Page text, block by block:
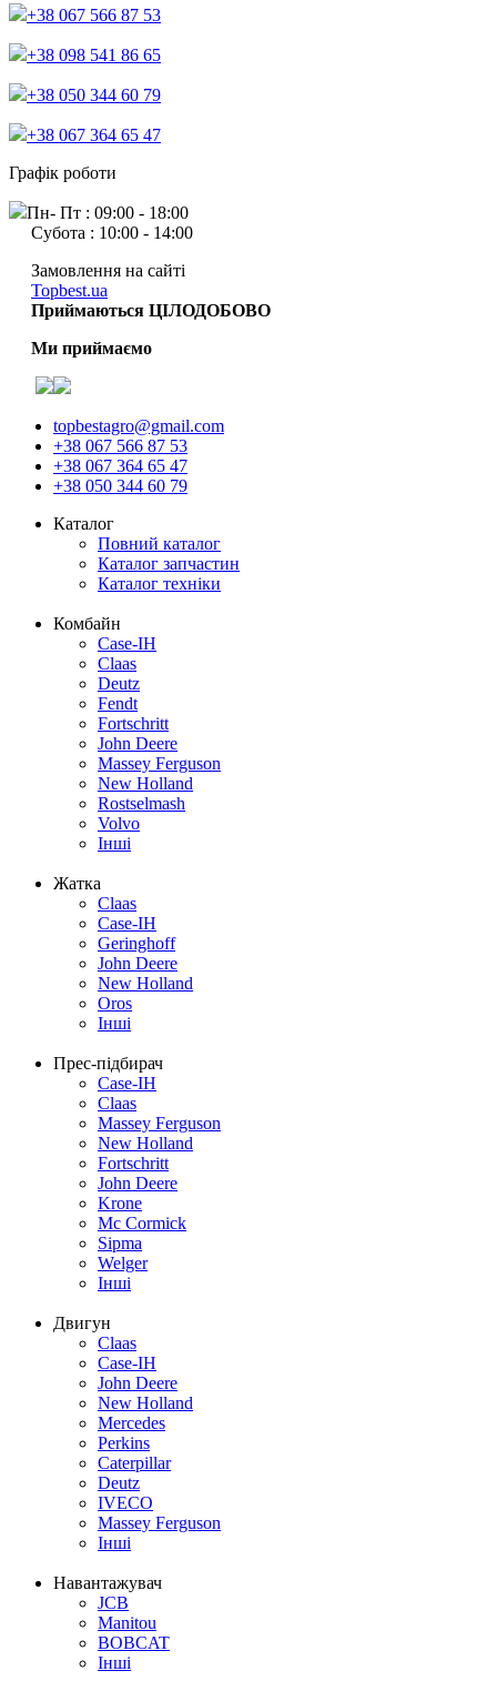
+38 067 566 87 53
+38 098 541 86 65
+38 050 344 60 79
+38 067 364 65 47
Графік роботи
Пн- Пт : 09:00 - 18:00
Субота : 10:00 - 14:00
Замовлення на сайті
Topbest.ua
Приймаються ЦІЛОДОБОВО
Ми приймаємо
topbestagro@gmail.com
+38 067 566 87 53
+38 067 364 65 47
+38 050 344 60 79
Каталог
Повний каталог
Каталог запчастин
Каталог техніки
Комбайн
Case-IH
Claas
Deutz
Fendt
Fortschritt
John Deere
Massey Ferguson
New Holland
Rostselmash
Volvo
Інші
Жатка
Claas
Case-IH
Geringhoff
John Deere
New Holland
Oros
Інші
Прес-підбирач
Case-IH
Claas
Massey Ferguson
New Holland
Fortschritt
John Deere
Krone
Mc Cormick
Sipma
Welger
Інші
Двигун
Claas
Case-IH
John Deere
New Holland
Mercedes
Perkins
Caterpillar
Deutz
IVECO
Massey Ferguson
Інші
Навантажувач
JCB
Manitou
BOBCAT
Інші